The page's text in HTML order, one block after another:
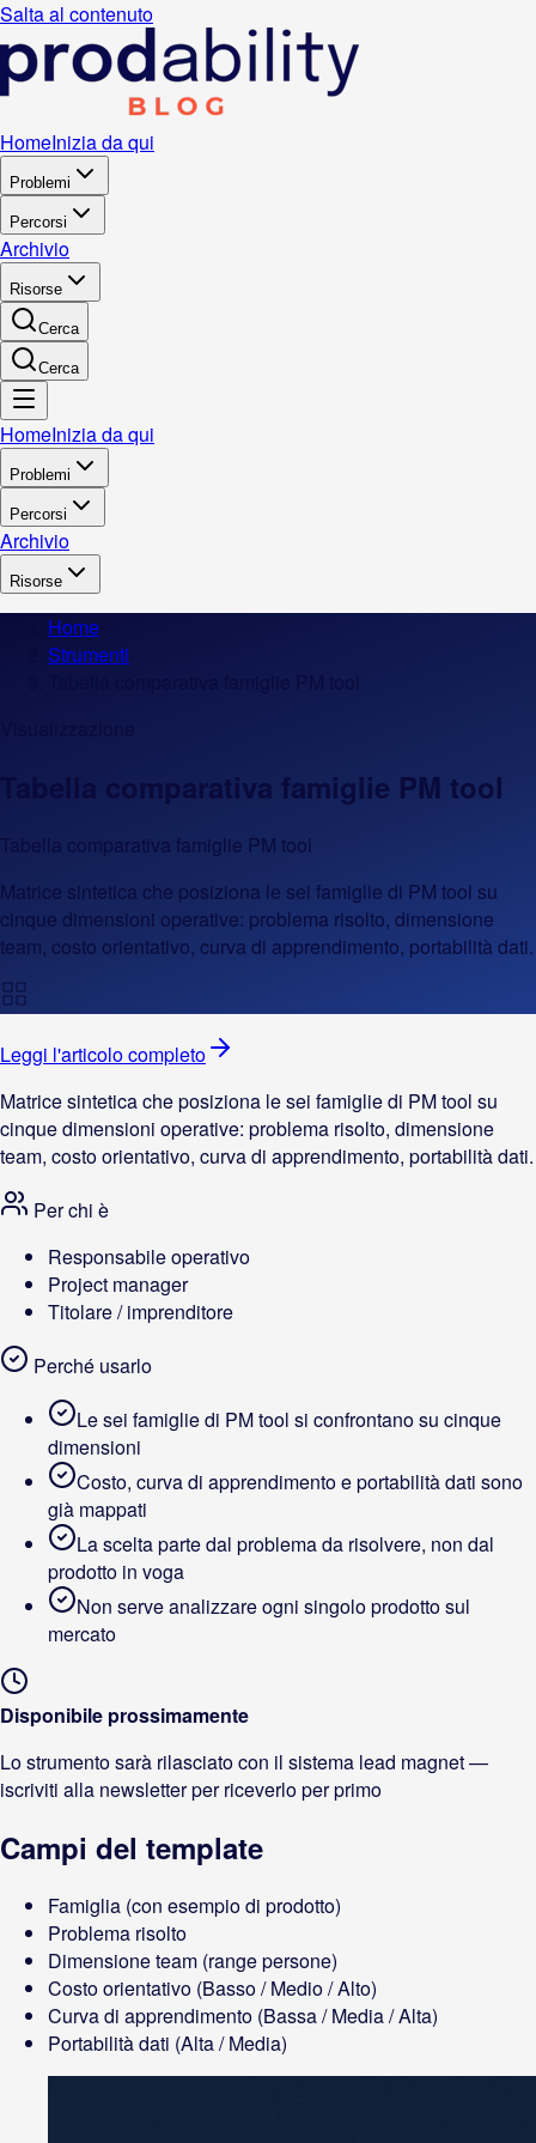
Salta al contenuto
HomeInizia da qui
Problemi
Percorsi
Archivio
Risorse
Cerca
Cerca
HomeInizia da qui
Problemi
Percorsi
Archivio
Risorse
Home
Strumenti
Tabella comparativa famiglie PM tool
Tabella comparativa famiglie PM tool
Matrice sintetica che posiziona le sei famiglie di PM tool su
cinque dimensioni operative: problema risolto, dimensione
team, costo orientativo, curva di apprendimento, portabilità dati.
Leggi l'articolo completo
Matrice sintetica che posiziona le sei famiglie di PM tool su
cinque dimensioni operative: problema risolto, dimensione
team, costo orientativo, curva di apprendimento, portabilità dati.
Per chi è
Responsabile operativo
Project manager
Titolare / imprenditore
Perché usarlo
Le sei famiglie di PM tool si confrontano su cinque
dimensioni
Costo, curva di apprendimento e portabilità dati sono
già mappati
La scelta parte dal problema da risolvere, non dal
prodotto in voga
Non serve analizzare ogni singolo prodotto sul
mercato
Disponibile prossimamente
Lo strumento sarà rilasciato con il sistema lead magnet —
iscriviti alla newsletter per riceverlo per primo
Campi del template
Famiglia (con esempio di prodotto)
Problema risolto
Dimensione team (range persone)
Costo orientativo (Basso / Medio / Alto)
Curva di apprendimento (Bassa / Media / Alta)
Portabilità dati (Alta / Media)